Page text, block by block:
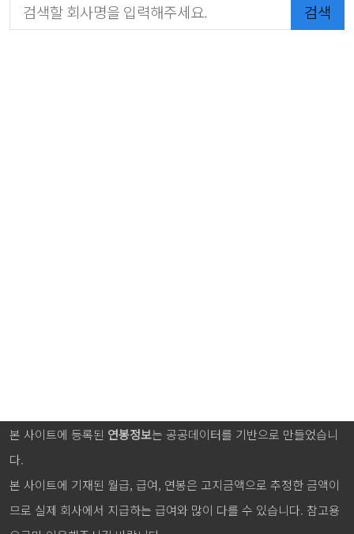
검색
본 사이트에 등록된 연봉정보는 공공데이터를 기반으로 만들었습니
다.
본 사이트에 기재된 월급, 급여, 연봉은 고지금액으로 추정한 금액이
므로 실제 회사에서 지급하는 급여와 많이 다를 수 있습니다. 참고용